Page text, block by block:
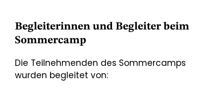
Begleiterinnen und Begleiter beim
Sommercamp
Die Teilnehmenden des Sommercamps
wurden begleitet von: